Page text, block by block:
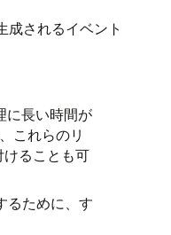
成されるイベント
に長い時間が
これらのリ
ることも可
るために、す